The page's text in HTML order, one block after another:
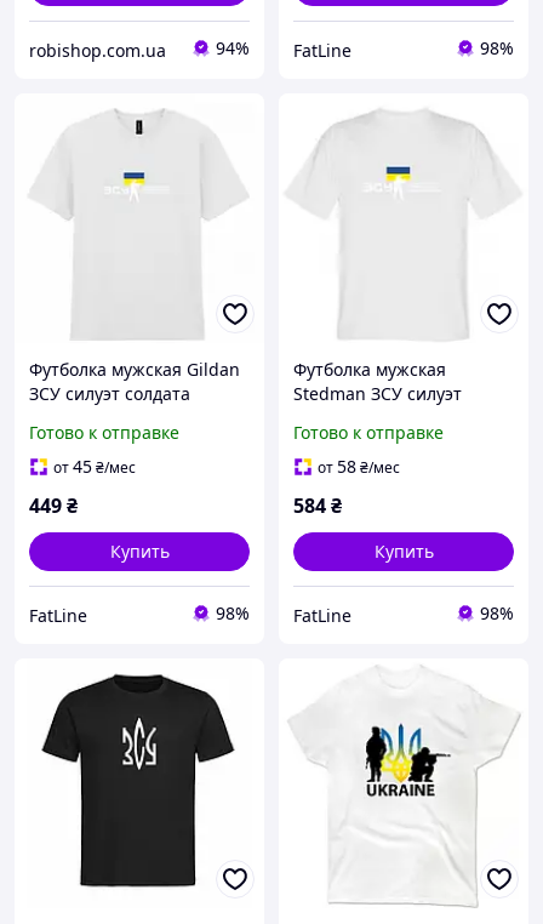
robishop.com.ua 94% FatLine 98%
Футболка мужская Gildan
ЗСУ силуэт солдата
Готово к отправке
от45₴/мес
449₴
Купить
FatLine 98%
Футболка мужская
Stedman ЗСУ силуэт
Готово к отправке
от58₴/мес
584₴
Купить
FatLine 98%